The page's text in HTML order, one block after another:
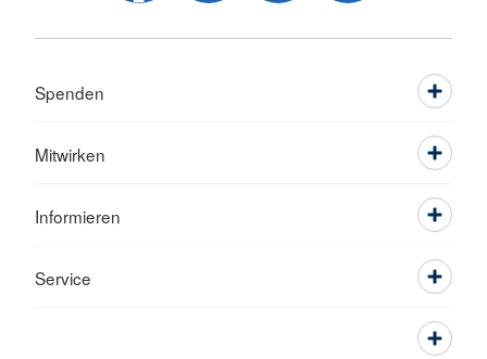
Spenden
Mitwirken
Informieren
Service